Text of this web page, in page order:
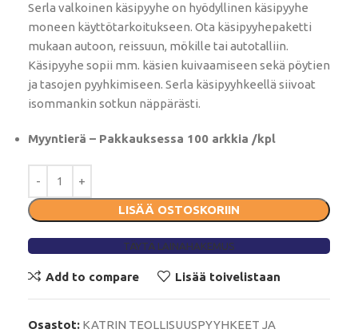
Serla valkoinen käsipyyhe on hyödyllinen käsipyyhe
moneen käyttötarkoitukseen. Ota käsipyyhepaketti
mukaan autoon, reissuun, mökille tai autotalliin.
Käsipyyhe sopii mm. käsien kuivaamiseen sekä pöytien
ja tasojen pyyhkimiseen. Serla käsipyyhkeellä siivoat
isommankin sotkun näppärästi.
Myyntierä – Pakkauksessa 100 arkkia /kpl
LISÄÄ OSTOSKORIIN
TÄYTÄ LAINAHAKEMUS
Add to compare Lisää toivelistaan
Osastot: KATRIN TEOLLISUUSPYYHKEET JA